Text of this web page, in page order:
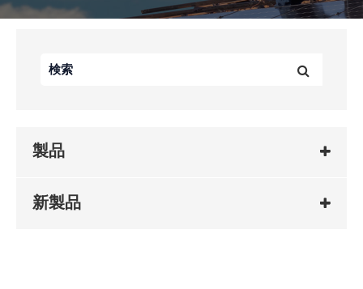
製品
新製品